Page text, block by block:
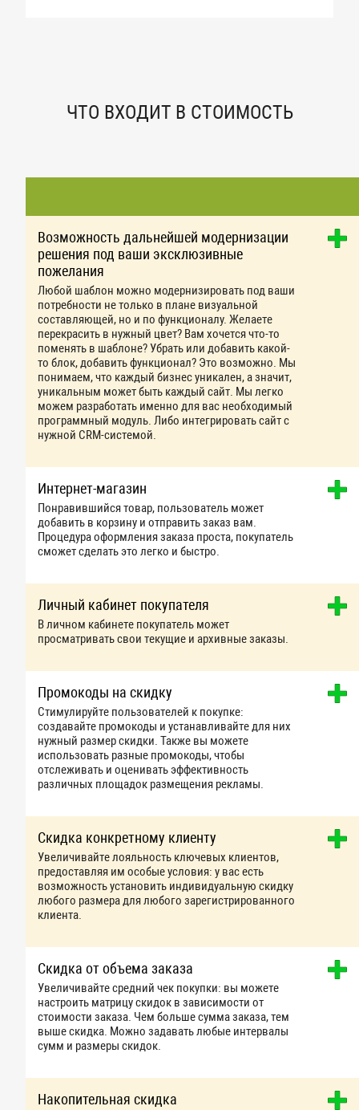
ЧТО ВХОДИТ В СТОИМОСТЬ
Возможность дальнейшей модернизации
решения под ваши эксклюзивные
пожелания
Любой шаблон можно модернизировать под ваши
потребности не только в плане визуальной
составляющей, но и по функционалу. Желаете
перекрасить в нужный цвет? Вам хочется что-то
поменять в шаблоне? Убрать или добавить какой-
то блок, добавить функционал? Это возможно. Мы
понимаем, что каждый бизнес уникален, а значит,
уникальным может быть каждый сайт. Мы легко
можем разработать именно для вас необходимый
программный модуль. Либо интегрировать сайт с
нужной CRM-системой.
Интернет-магазин
Понравившийся товар, пользователь может
добавить в корзину и отправить заказ вам.
Процедура оформления заказа проста, покупатель
сможет сделать это легко и быстро.
Личный кабинет покупателя
В личном кабинете покупатель может
просматривать свои текущие и архивные заказы.
Промокоды на скидку
Стимулируйте пользователей к покупке:
создавайте промокоды и устанавливайте для них
нужный размер скидки. Также вы можете
использовать разные промокоды, чтобы
отслеживать и оценивать эффективность
различных площадок размещения рекламы.
Скидка конкретному клиенту
Увеличивайте лояльность ключевых клиентов,
предоставляя им особые условия: у вас есть
возможность установить индивидуальную скидку
любого размера для любого зарегистрированного
клиента.
Скидка от объема заказа
Увеличивайте средний чек покупки: вы можете
настроить матрицу скидок в зависимости от
стоимости заказа. Чем больше сумма заказа, тем
выше скидка. Можно задавать любые интервалы
сумм и размеры скидок.
Накопительная скидка